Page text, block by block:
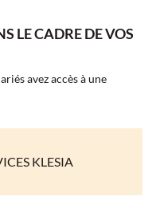
LE CADRE DE VOS
avez accès à une
KLESIA